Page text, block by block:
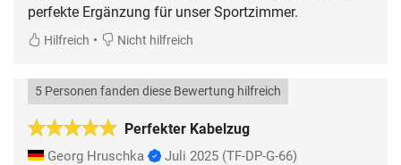
perfekte Ergänzung für unser Sportzimmer.
Hilfreich • Nicht hilfreich
Perfekter Kabelzug
5 Personen fanden diese Bewertung hilfreich
Georg Hruschka Juli 2025 (TF-DP-G-66)